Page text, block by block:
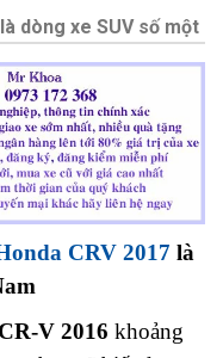
dòng xe SUV số một
CRV 2017 là
V 2016 khoảng